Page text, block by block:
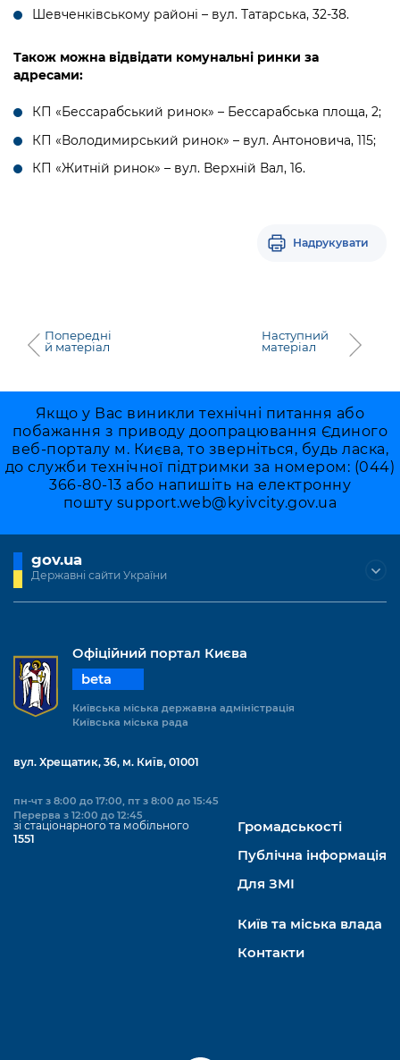
Шевченківському районі – вул. Татарська, 32-38.
Також можна відвідати комунальні ринки за
адресами:
КП «Бессарабський ринок» – Бессарабська площа, 2;
КП «Володимирський ринок» – вул. Антоновича, 115;
КП «Житній ринок» – вул. Верхній Вал, 16.
Надрукувати
Попередні
й матеріал
Наступний
матеріал
Якщо у Вас виникли технічні питання або
побажання з приводу доопрацювання Єдиного
веб-порталу м. Києва, то зверніться, будь ласка,
до служби технічної підтримки за номером: (044)
366-80-13 або напишіть на електронну
пошту support.web@kyivcity.gov.ua
gov.ua
Державні сайти України
Офіційний портал Києва
beta
Київська міська державна адміністрація
Київська міська рада
вул. Хрещатик, 36, м. Київ, 01001
пн-чт з 8:00 до 17:00, пт з 8:00 до 15:45
Перерва з 12:00 до 12:45
зі стаціонарного та мобільного
1551
Громадськості
Публічна інформація
Для ЗМІ
Київ та міська влада
Контакти